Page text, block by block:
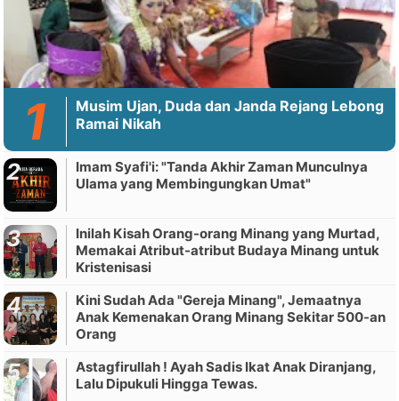
Musim Ujan, Duda dan Janda Rejang Lebong
Ramai Nikah
Imam Syafi'i: "Tanda Akhir Zaman Munculnya
Ulama yang Membingungkan Umat"
Inilah Kisah Orang-orang Minang yang Murtad,
Memakai Atribut-atribut Budaya Minang untuk
Kristenisasi
Kini Sudah Ada "Gereja Minang", Jemaatnya
Anak Kemenakan Orang Minang Sekitar 500-an
Orang
Astagfirullah ! Ayah Sadis Ikat Anak Diranjang,
Lalu Dipukuli Hingga Tewas.